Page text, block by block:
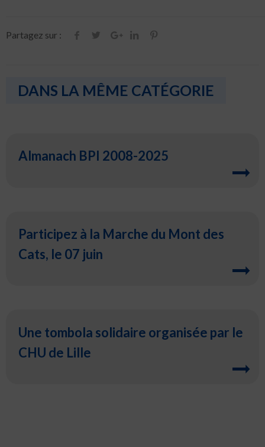
Partagez sur :
DANS LA MÊME CATÉGORIE
Almanach BPI 2008-2025
Participez à la Marche du Mont des
Cats, le 07 juin
Une tombola solidaire organisée par le
CHU de Lille